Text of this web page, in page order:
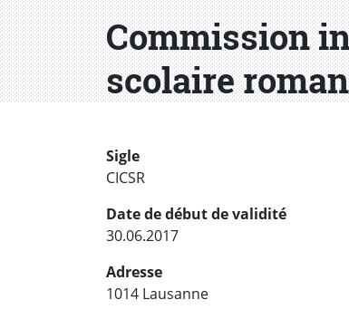
Commission
scolaire
Sigle
CICSR
Date de début de validité
30.06.2017
Adresse
1014 Lausanne